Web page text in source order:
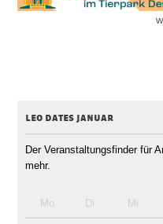
leo dates januar
Der Veranstaltungsfinder für
mehr.
Mo Di Mi